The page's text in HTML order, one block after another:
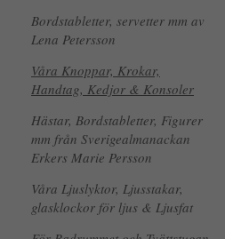
Bordstabletter, servetter mm av
Lena Petersson
Våra Knoppar, Krokar,
Handtag, Kedjor & Konsoler
Hästar, Bordstabletter, Figurer
mm från Sverigealmanackan
Erkers Marie Persson
Våra Ljuslyktor, Ljusstakar,
glasklockor för ljus & Ljusfat